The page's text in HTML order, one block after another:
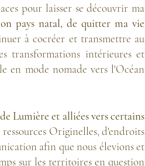
pour laisser se découvrir ma
pays natal, de quitter ma vie
à cocréer et transmettre au
transformations intérieures et
en mode nomade vers l'Océan
Lumière et alliées vers certains
Originelles, d'endroits
afin que nous élevions et
sur les territoires en question